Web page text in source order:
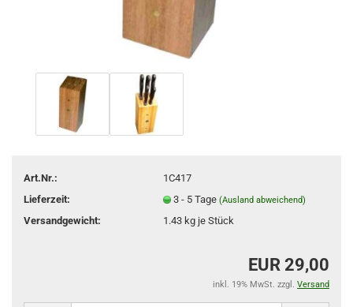
Art.Nr.:
1C417
Lieferzeit:
3 - 5 Tage (Ausland abweichend)
Versandgewicht: 1.43kg je Stück
EUR 29,00
inkl. 19% MwSt. zzgl. Versand